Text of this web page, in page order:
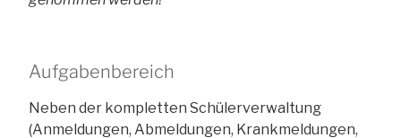
Aufgabenbereich
Neben der kompletten Schülerverwaltung
(Anmeldungen, Abmeldungen, Krankmeldungen,